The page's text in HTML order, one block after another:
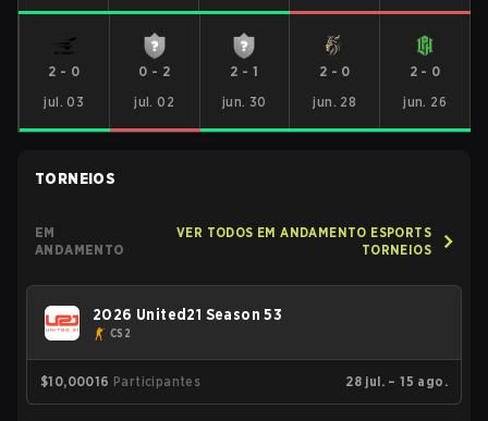
2 - 0
jul. 03
0 - 2
jul. 02
2 -1
jun. 30
2 - 0
jun. 28
2- 0
jun. 26
TORNEIOS
EM
ANDAMENTO
VER TODOS EM ANDAMENTO ESPORTS
TORNEIOS
2026 United21 Season 53
CS2
$10,00016 Participantes 28 jul. – 15 ago.